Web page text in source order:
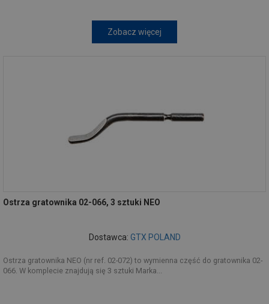
Zobacz więcej
Ostrza gratownika 02-066, 3 sztuki NEO
Dostawca: GTX POLAND
Ostrza gratownika NEO (nr ref. 02-072) to wymienna część do gratownika 02-
066. W komplecie znajdują się 3 sztuki Marka...